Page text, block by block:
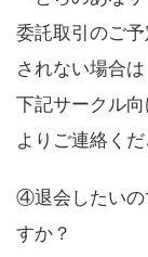
委託取引のご
されない場合は
下記サークル
よりご連絡くだ
④退会したいの
すか？